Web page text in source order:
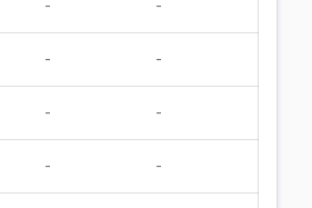
- -
- -
- -
- -